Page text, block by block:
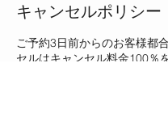
キャンセルポリシー
ご予約3日前からのお客様都
セルはキャンセル料金100％